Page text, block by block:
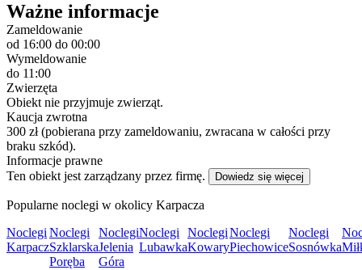
Ważne informacje
Zameldowanie
od 16:00 do 00:00
Wymeldowanie
do 11:00
Zwierzęta
Obiekt nie przyjmuje zwierząt.
Kaucja zwrotna
300 zł (pobierana przy zameldowaniu, zwracana w całości przy
braku szkód).
Informacje prawne
Ten obiekt jest zarządzany przez firmę.
Dowiedz się więcej
Popularne noclegi w okolicy Karpacza
Noclegi
Karpacz
Noclegi
Szklarska
Poręba
Noclegi
Jelenia
Góra
Noclegi
Lubawka
Noclegi
Kowary
Noclegi
Piechowice
Noclegi
Sosnówka